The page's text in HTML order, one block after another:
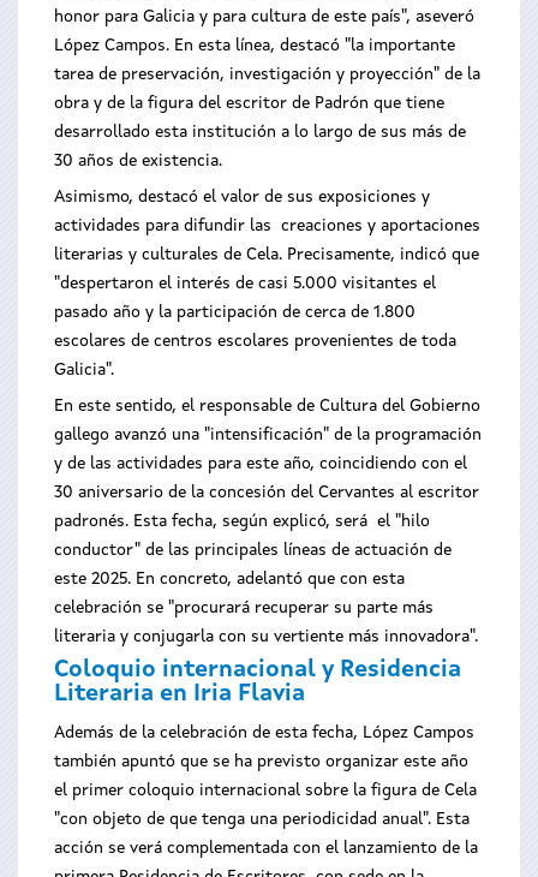
honor para Galicia y para cultura de este país", aseveró
López Campos. En esta línea, destacó "la importante
tarea de preservación, investigación y proyección" de la
obra y de la figura del escritor de Padrón que tiene
desarrollado esta institución a lo largo de sus más de
30 años de existencia.
Asimismo, destacó el valor de sus exposiciones y
actividades para difundir las creaciones y aportaciones
literarias y culturales de Cela. Precisamente, indicó que
"despertaron el interés de casi 5.000 visitantes el
pasado año y la participación de cerca de 1.800
escolares de centros escolares provenientes de toda
Galicia".
En este sentido, el responsable de Cultura del Gobierno
gallego avanzó una "intensificación" de la programación
y de las actividades para este año, coincidiendo con el
30 aniversario de la concesión del Cervantes al escritor
padronés. Esta fecha, según explicó, será el "hilo
conductor" de las principales líneas de actuación de
este 2025. En concreto, adelantó que con esta
celebración se "procurará recuperar su parte más
literaria y conjugarla con su vertiente más innovadora".
Coloquio internacional y Residencia
Literaria en Iria Flavia
Además de la celebración de esta fecha, López Campos
también apuntó que se ha previsto organizar este año
el primer coloquio internacional sobre la figura de Cela
"con objeto de que tenga una periodicidad anual". Esta
acción se verá complementada con el lanzamiento de la